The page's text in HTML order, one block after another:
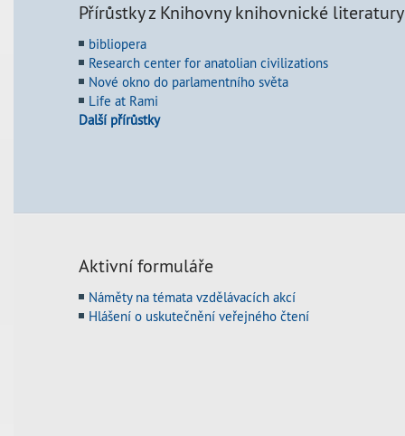
Přírůstky z Knihovny knihovnické literatury
bibliopera
Research center for anatolian civilizations
Nové okno do parlamentního světa
Life at Rami
Další přírůstky
Aktivní formuláře
Náměty na témata vzdělávacích akcí
Hlášení o uskutečnění veřejného čtení